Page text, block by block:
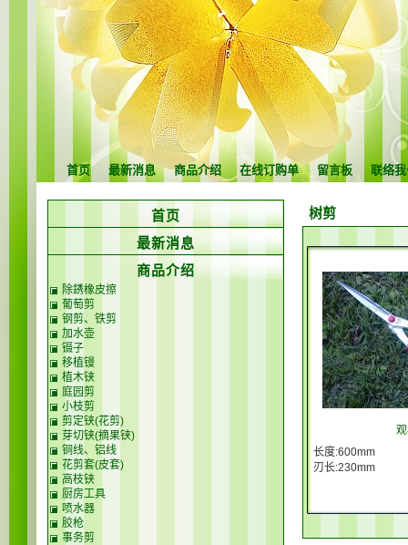
首页 最新消息 商品介绍 在线订购单 留言板 联络
树剪
长度:600mm
刃长:230mm
首页
最新消息
商品介绍
除銹橡皮擦
葡萄剪
钢剪、铁剪
加水壶
镊子
移植镘
植木铗
庭园剪
小枝剪
剪定铗(花剪)
芽切铗(摘果铗)
铜线、铝线
花剪套(皮套)
高枝铗
厨房工具
喷水器
胶枪
事务剪